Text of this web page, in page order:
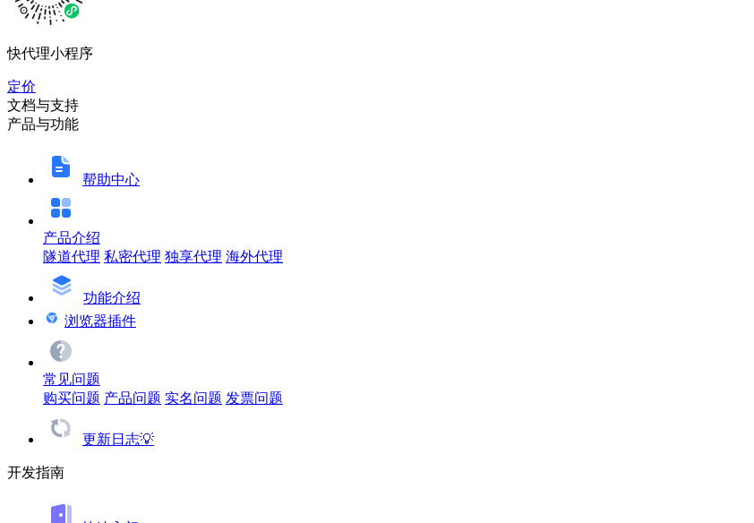
快代理小程序
定价
文档与支持
产品与功能
帮助中心
产品介绍
隧道代理 私密代理 独享代理 海外代理
功能介绍
浏览器插件
常见问题
购买问题 产品问题 实名问题 发票问题
更新日志💡
开发指南